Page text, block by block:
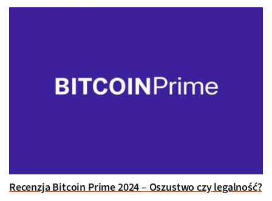
Recenzja Bitcoin Prime 2024 – Oszustwo czy legalność?